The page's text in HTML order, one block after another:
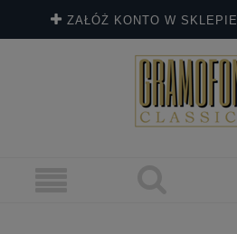
ZAŁÓŻ KONTO W SKLEPIE